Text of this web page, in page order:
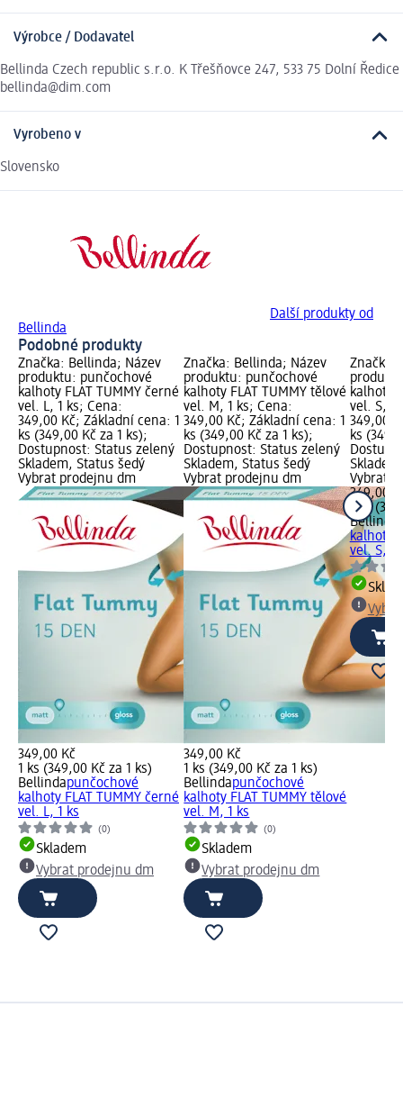
Výrobce / Dodavatel
Bellinda Czech republic s.r.o. K Třešňovce 247, 533 75 Dolní Ředice
bellinda@dim.com
Vyrobeno v
Slovensko
Další produkty od
Bellinda
Podobné produkty
Značka: Bellinda; Název
produktu: punčochové
kalhoty FLAT TUMMY černé
vel. L, 1 ks; Cena:
349,00 Kč; Základní cena: 1
ks (349,00 Kč za 1 ks);
Dostupnost: Status zelený
Skladem, Status šedý
Vybrat prodejnu dm
349,00 Kč
1 ks (349,00 Kč za 1 ks)
Bellindapunčochové
kalhoty FLAT TUMMY černé
vel. L, 1 ks
(0)
Skladem
Vybrat prodejnu dm
Značka: Bellinda; Název
produktu: punčochové
kalhoty FLAT TUMMY tělové
vel. M, 1 ks; Cena:
349,00 Kč; Základní cena: 1
ks (349,00 Kč za 1 ks);
Dostupnost: Status zelený
Skladem, Status šedý
Vybrat prodejnu dm
349,00 Kč
1 ks (349,00 Kč za 1 ks)
Bellindapunčochové
kalhoty FLAT TUMMY tělové
vel. M, 1 ks
(0)
Skladem
Vybrat prodejnu dm
Značka:
kalhoty
vel. S, 1
349,00
ks
Vybrat
349,00
1 ks
Bellinda
kalhoty
vel. S, 1